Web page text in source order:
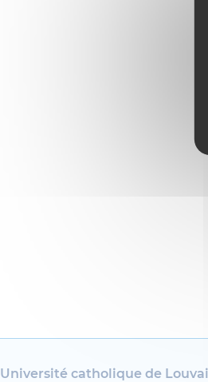
Université catholique de